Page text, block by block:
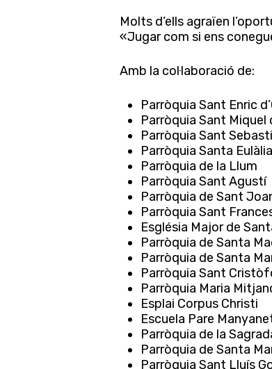
Premeu Intro per cercar o ESC per
Molts d’ells agraïen
«Jugar com si ens
Amb la col·laboració de:
Parròquia Sant Enric
Parròquia Sant Miquel
Parròquia Sant
Parròquia Santa
Parròquia de la Llum
Parròquia Sant Agustí
Parròquia de Sant
Parròquia Sant
Església Major de
Parròquia de Santa
Parròquia de Santa
Parròquia Sant
Parròquia Maria
Esplai Corpus Christi
Escuela Pare
Parròquia de la
Parròquia de Santa
Parròquia Sant Lluís